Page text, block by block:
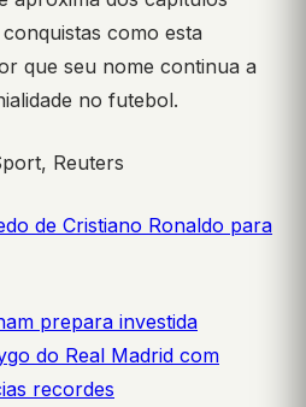
como esta
que seu nome continua a
no futebol.
Reuters
de Cristiano Ronaldo para
prepara investida
do Real Madrid com
recordes